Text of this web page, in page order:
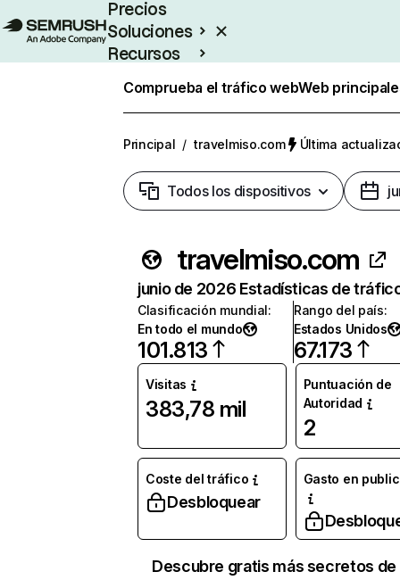
Precios
Soluciones
Recursos
Comprueba el tráfico webWeb
Principal / travelmiso.com Última
Todos los dispositivos
travelmiso.com
junio de 2026 Estadísticas de
Clasificación mundial:
En todo el mundo
101.813
Rango del país:
Estados Unidos
67.173
Visitas
383,78 mil
Puntuación de
Autoridad
2
Coste del tráfico
Desbloquear
Gasto en
Descubre gratis más secretos de